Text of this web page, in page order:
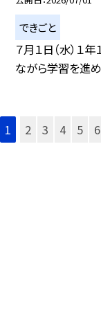
できごと
７月１日（水）１年
ながら学習を進
1 2 3 4 5 6